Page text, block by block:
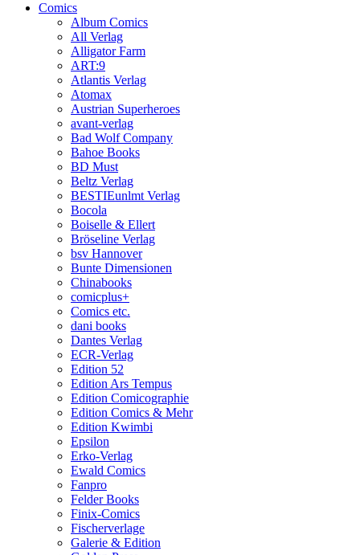
Comics
Album Comics
All Verlag
Alligator Farm
ART:9
Atlantis Verlag
Atomax
Austrian Superheroes
avant-verlag
Bad Wolf Company
Bahoe Books
BD Must
Beltz Verlag
BESTIEunlmt Verlag
Bocola
Boiselle & Ellert
Bröseline Verlag
bsv Hannover
Bunte Dimensionen
Chinabooks
comicplus+
Comics etc.
dani books
Dantes Verlag
ECR-Verlag
Edition 52
Edition Ars Tempus
Edition Comicographie
Edition Comics & Mehr
Edition Kwimbi
Epsilon
Erko-Verlag
Ewald Comics
Fanpro
Felder Books
Finix-Comics
Fischerverlage
Galerie & Edition